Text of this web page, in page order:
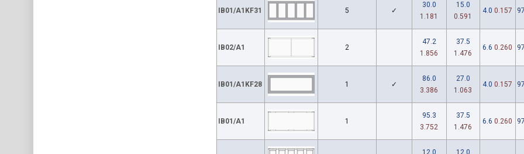
IB01/A1KF31 5 ✓
30.0
1.181
15.0
0.591
4.0 0.157
IB02/A1 2
47.2
1.856
37.5
1.476
6.6 0.260
IB01/A1KF28 1 ✓
86.0
3.386
27.0
1.063
4.0 0.157
IB01/A1 1
95.3
3.752
37.5
1.476
6.6 0.260
12.0
12.0